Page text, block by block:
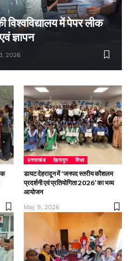
विश्वविद्यालय में पेपर लीक
ज्ञापन
2026
उत्तराखंड देहरादून शिक्षा
डायट देहरादून में ‘जनपद स्तरीय कौशलम
प्रदर्शनी एवं प्रतियोगिता 2026’ का भव्य
आयोजन
May 9, 2026